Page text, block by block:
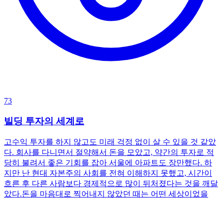
73
빌딩 투자의 세계로
고수익 투자를 하지 않고도 미래 걱정 없이 살 수 있을 것 같았
다. 회사를 다니면서 절약해서 돈을 모았고, 약간의 투자로 적
당히 불려서 좋은 기회를 잡아 서울에 아파트도 장만했다. 하
지만 난 현대 자본주의 사회를 전혀 이해하지 못했고, 시간이
흐른 후 다른 사람보다 경제적으로 많이 뒤처졌다는 것을 깨달
았다.돈을 마음대로 찍어내지 않았던 때는 어떤 세상이었을